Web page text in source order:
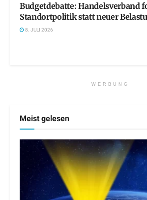
Budgetdebatte: Handelsverband
Standortpolitik statt neuer
8. JULI 2026
WERBUNG
Meist gelesen